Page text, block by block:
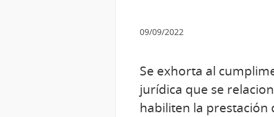
09/09/2022
Se exhorta al
jurídica que se
habiliten la prestación